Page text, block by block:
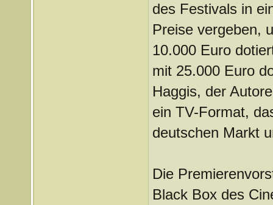
des Festivals in
Preise vergeben,
10.000 Euro
mit 25.000 Euro
Haggis, der
ein TV-Format,
deutschen Markt
Die
Black Box des